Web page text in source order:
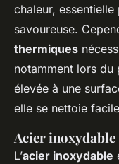
chaleur,
savoureuse.
thermiques
notamment lors du
élevée à une
elle se nettoie
Acier inoxydable
L’acier inoxydable